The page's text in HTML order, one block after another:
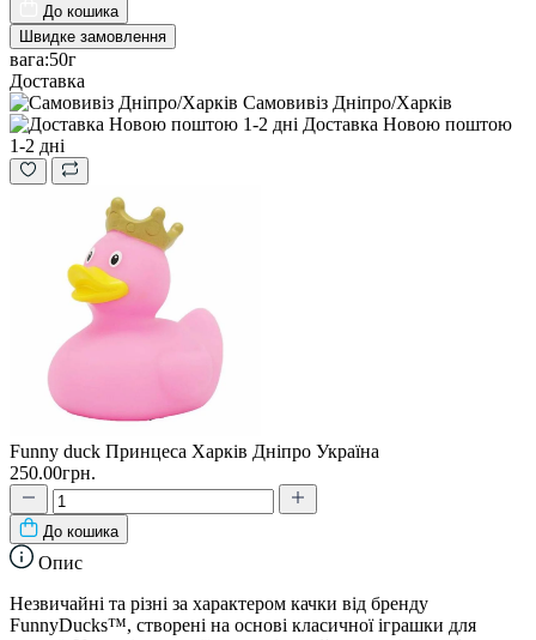
До кошика
Швидке замовлення
вага:50г
Доставка
Самовивіз Дніпро/Харків
Доставка Новою поштою
1-2 дні
Funny duck Принцеса Харків Дніпро Україна
250.00грн.
До кошика
Опис
Незвичайні та різні за характером качки від бренду
FunnyDucks™, створені на основі класичної іграшки для